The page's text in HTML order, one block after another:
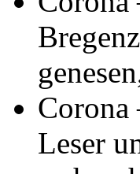
Corona
Leser